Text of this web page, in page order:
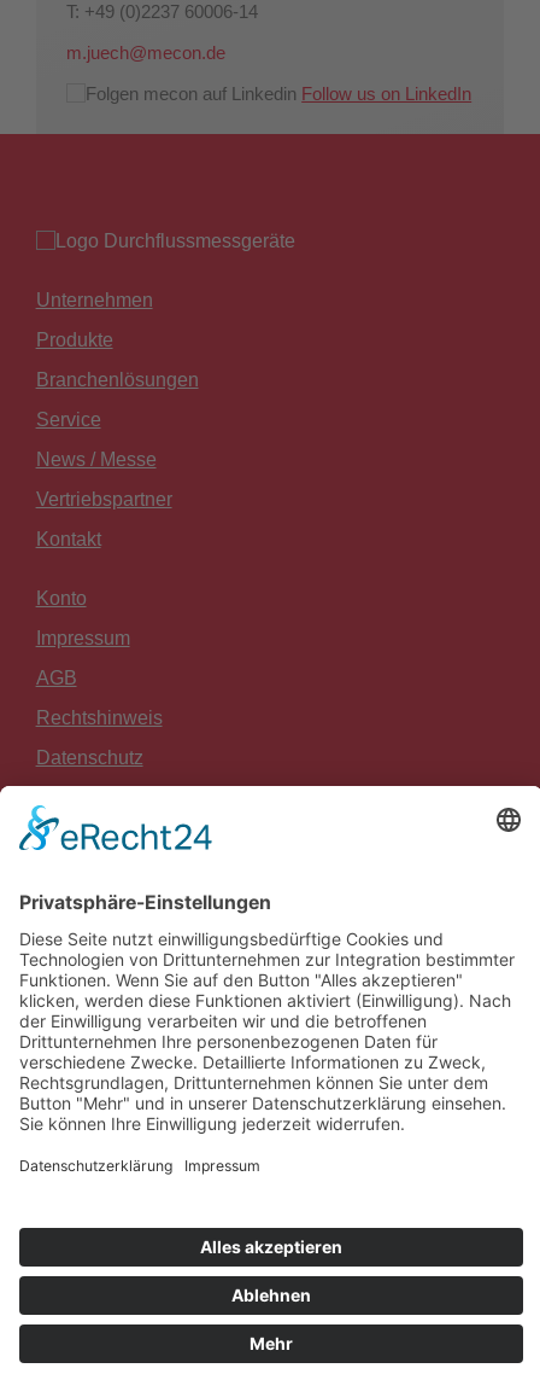
T: +49 (0)2237 60006-14
m.juech@mecon.de
Follow us on LinkedIn
Unternehmen
Produkte
Branchenlösungen
Service
News / Messe
Vertriebspartner
Kontakt
Konto
Impressum
AGB
Rechtshinweis
Datenschutz
Zahlung und Versand